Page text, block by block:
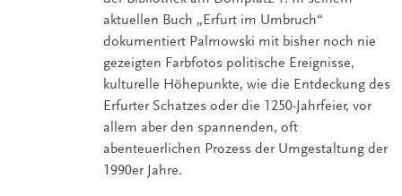
aktuellen Buch „Erfurt im Umbruch“
dokumentiert Palmowski mit bisher noch nie
gezeigten Farbfotos politische Ereignisse,
kulturelle Höhepunkte, wie die Entdeckung des
Erfurter Schatzes oder die 1250-Jahrfeier, vor
allem aber den spannenden, oft
abenteuerlichen Prozess der Umgestaltung der
1990er Jahre.